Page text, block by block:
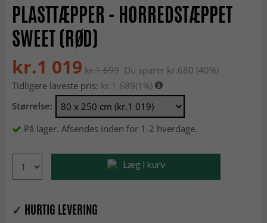
PLASTTÆPPER - HORREDSTÆPPET
SWEET (RØD)
kr.1 019 kr.1 699 Du sparer kr.680 (40%)
Tidligere laveste pris: kr.1 689(1%)
Størrelse:
På lager. Afsendes inden for 1-2 hverdage.
Læg i kurv
✓ HURTIG LEVERING